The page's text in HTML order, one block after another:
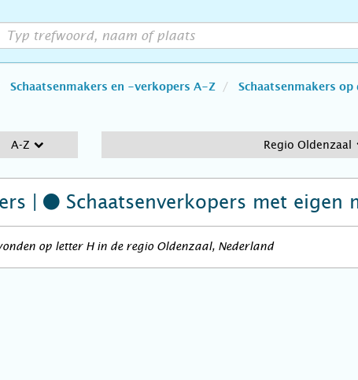
Schaatsenmakers en -verkopers A-Z Schaatsenmakers op
A-Z Regio Oldenzaal
| Schaatsenverkopers met eigen
op letter H in de regio Oldenzaal, Nederland